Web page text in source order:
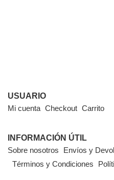
USUARIO
Mi cuenta Checkout Carrito
INFORMACIÓN ÚTIL
Sobre nosotros
Envíos y
Términos y Condiciones